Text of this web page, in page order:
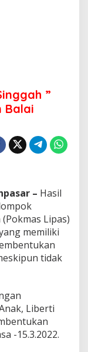
”
Balai
– Hasil
Lipas)
memiliki
tidak
Liberti
-15.3.2022.